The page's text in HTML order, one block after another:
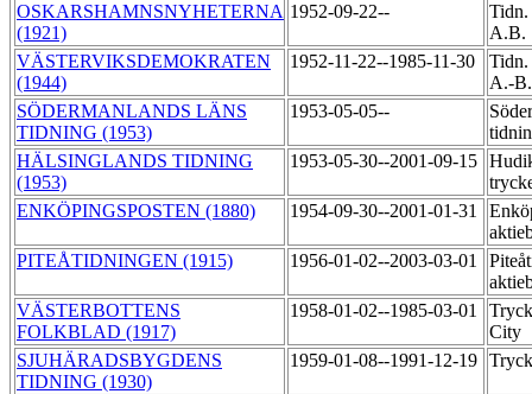
OSKARSHAMNSNYHETERNA
(1921)
1952-09-22--
Tidn.
A.B.
VÄSTERVIKSDEMOKRATEN
(1944)
1952-11-22--1985-11-30
Tidn.
A.-
SÖDERMANLANDS LÄNS
TIDNING (1953)
1953-05-05--
HÄLSINGLANDS TIDNING
(1953)
1953-05-30--2001-09-15
ENKÖPINGSPOSTEN (1880)
1954-09-30--2001-01-31
PITEÅTIDNINGEN (1915)
1956-01-02--2003-03-01
VÄSTERBOTTENS
FOLKBLAD (1917)
1958-01-02--1985-03-01
City
SJUHÄRADSBYGDENS
TIDNING (1930)
1959-01-08--1991-12-19